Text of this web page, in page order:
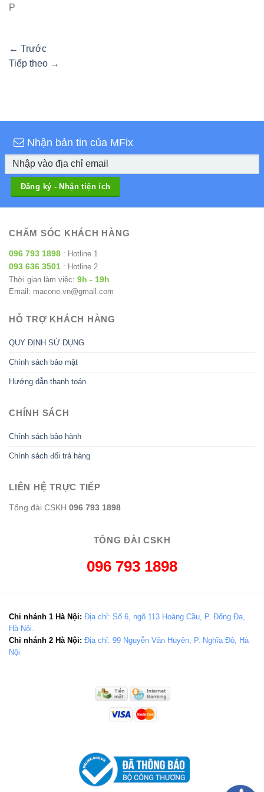
P
← Trước
Tiếp theo →
Nhận bản tin của MFix
CHĂM SÓC KHÁCH HÀNG
096 793 1898 : Hotline 1
093 636 3501 : Hotline 2
Thời gian làm việc: 9h - 19h
Email: macone.vn@gmail.com
HỖ TRỢ KHÁCH HÀNG
QUY ĐỊNH SỬ DỤNG
Chính sách bảo mật
Hướng dẫn thanh toán
CHÍNH SÁCH
Chính sách bảo hành
Chính sách đổi trả hàng
LIÊN HỆ TRỰC TIẾP
Tổng đài CSKH 096 793 1898
TỔNG ĐÀI CSKH
096 793 1898
Chi nhánh 1 Hà Nội: Địa chỉ: Số 6, ngõ 113 Hoàng Cầu, P. Đống Đa,
Hà Nội.
Chi nhánh 2 Hà Nội: Địa chỉ: 99 Nguyễn Văn Huyên, P. Nghĩa Đô, Hà
Nội